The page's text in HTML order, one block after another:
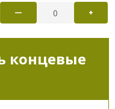
— +
концевые